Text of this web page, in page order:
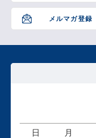
メルマガ登録
日 月